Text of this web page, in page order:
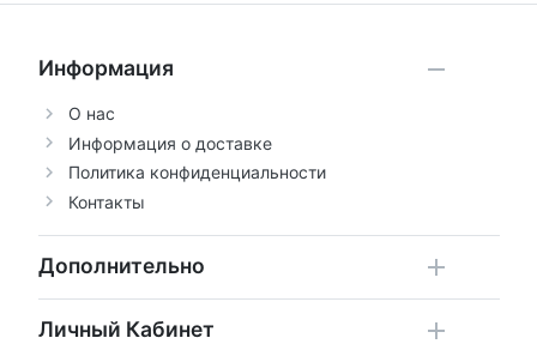
Информация
О нас
Информация о доставке
Политика конфиденциальности
Контакты
Дополнительно
Личный Кабинет